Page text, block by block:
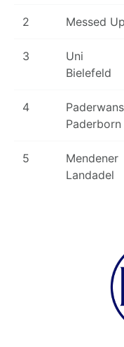
2 Messed Up
3
Uni
Bielefeld
4
Paderwans
Paderborn
5
Mendener
Landadel